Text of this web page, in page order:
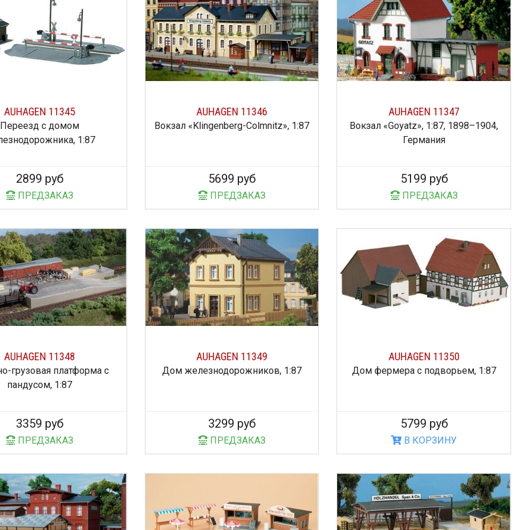
AUHAGEN 11345
Переезд с домом
1:87
2899 руб
ПРЕДЗАКАЗ
AUHAGEN 11346
Вокзал «Klingenberg-Colmnitz», 1:87
5699 руб
ПРЕДЗАКАЗ
AUHAGEN 11347
Вокзал «Goyatz», 1:87, 1898–1904,
Германия
5199 руб
ПРЕДЗАКАЗ
AUHAGEN 11348
грузовая платформа с
пандусом, 1:87
3359 руб
ПРЕДЗАКАЗ
AUHAGEN 11349
Дом железнодорожников, 1:87
3299 руб
ПРЕДЗАКАЗ
AUHAGEN 11350
Дом фермера с подворьем, 1:87
5799 руб
В КОРЗИНУ